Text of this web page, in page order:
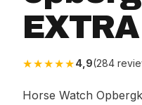
★★★★★4,9(284
Horse Watch